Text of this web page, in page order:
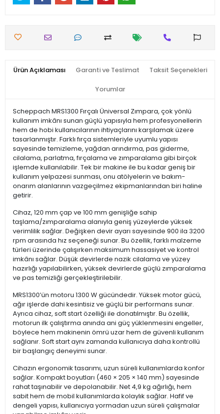
Ürün Açıklaması Garanti ve Teslimat Taksit Seçenekleri
Yorumlar
Scheppach MRS1300 Fırçalı Üniversal Zımpara, çok yönlü
kullanım imkânı sunan güçlü yapısıyla hem profesyonellerin
hem de hobi kullanıcılarının ihtiyaçlarını karşılamak üzere
tasarlanmıştır. Farklı fırça sistemleriyle uyumlu yapısı
sayesinde temizleme, yağdan arındırma, pas giderme,
cilalama, parlatma, fırçalama ve zımparalama gibi birçok
işlemde kullanılabilir. Tek bir makine ile bu kadar geniş bir
kullanım yelpazesi sunması, onu atölyelerin ve bakım-
onarım alanlarının vazgeçilmez ekipmanlarından biri haline
getirir.
Cihaz, 120 mm çap ve 100 mm genişliğe sahip
taşlama/zımparalama alanıyla geniş yüzeylerde yüksek
verimlilik sağlar. Değişken devir ayarı sayesinde 900 ila 3200
rpm arasında hız seçeneği sunar. Bu özellik, farklı malzeme
türleri üzerinde çalışırken maksimum hassasiyet ve kontrol
imkânı sağlar. Düşük devirlerde nazik cilalama ve yüzey
hazırlığı yapılabilirken, yüksek devirlerde güçlü zımparalama
ve pas temizliği gerçekleştirilebilir.
MRS1300’ün motoru 1300 W gücündedir. Yüksek motor gücü,
ağır işlerde dahi kesintisiz ve güçlü bir performans sunar.
Ayrıca cihaz, soft start özelliği ile donatılmıştır. Bu özellik,
motorun ilk çalıştırma anında ani güç yüklenmesini engeller,
böylece hem makinenin ömrü uzar hem de güvenli kullanım
sağlanır. Soft start aynı zamanda kullanıcıya daha kontrollü
bir başlangıç deneyimi sunar.
Cihazın ergonomik tasarımı, uzun süreli kullanımlarda konfor
sağlar. Kompakt boyutları (460 × 205 × 140 mm) sayesinde
rahat taşınabilir ve depolanabilir. Net 4,9 kg ağırlığı, hem
sabit hem de mobil kullanımlarda kolaylık sağlar. Hafif ve
dengeli yapısı, kullanıcıya yormadan uzun süreli çalışmalar